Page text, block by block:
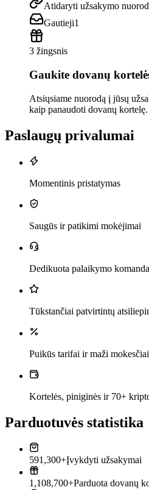
Atidaryti užsakymo
Gautieji1
3 žingsnis
Gaukite dovanų
Atsiųsiame nuorodą į jūsų
kaip panaudoti dovanų kortelę.
Paslaugų privalumai
Momentinis pristatymas
Saugūs ir patikimi mokėjimai
Dedikuota palaikymo komanda
Tūkstančiai patvirtintų
Puikūs tarifai ir maži mokesčiai
Kortelės, piniginės ir 70+
Parduotuvės statistika
591,300+Įvykdyti užsakymai
1,108,700+Parduota dovanų